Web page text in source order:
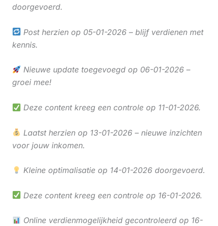
doorgevoerd.
Post herzien op 05-01-2026 – blijf verdienen met
kennis.
Nieuwe update toegevoegd op 06-01-2026 –
groei mee!
Deze content kreeg een controle op 11-01-2026.
Laatst herzien op 13-01-2026 – nieuwe inzichten
voor jouw inkomen.
Kleine optimalisatie op 14-01-2026 doorgevoerd.
Deze content kreeg een controle op 16-01-2026.
Online verdienmogelijkheid gecontroleerd op 16-